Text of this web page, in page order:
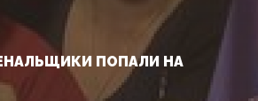
ПОПАЛИ НА